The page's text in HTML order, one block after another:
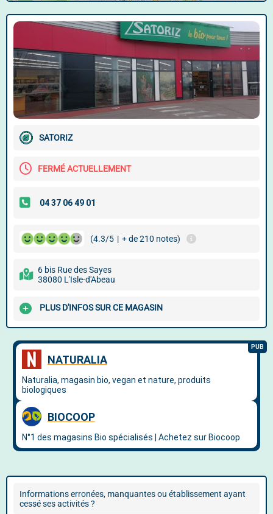
SATORIZ
FERMÉ ACTUELLEMENT
(4.3/5 | + de 210 notes)
6 bis Rue des Sayes
38080 L'Isle-d'Abeau
PLUS D'INFOS SUR CE MAGASIN
Informations erronées, manquantes ou établissement ayant
cessé ses activités ?